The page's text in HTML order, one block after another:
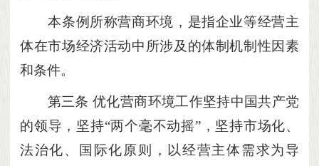
本条例所称营商环境，是指企业等经营主
体在市场经济活动中所涉及的体制机制性因素
和条件。
第三条 优化营商环境工作坚持中国共产党
的领导，坚持“两个毫不动摇”，坚持市场化、
法治化、国际化原则，以经营主体需求为导